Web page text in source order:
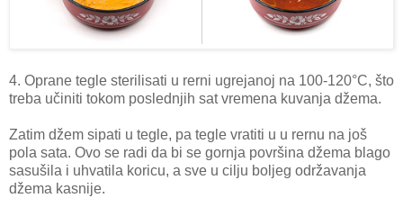
4. Oprane tegle sterilisati u rerni ugrejanoj na 100-120°C, što
treba učiniti tokom poslednjih sat vremena kuvanja džema.
Zatim džem sipati u tegle, pa tegle vratiti u u rernu na još
pola sata. Ovo se radi da bi se gornja površina džema blago
sasušila i uhvatila koricu, a sve u cilju boljeg održavanja
džema kasnije.